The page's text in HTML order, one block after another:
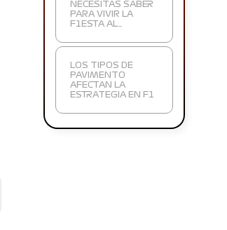
NECESITAS SABER
PARA VIVIR LA
F1ESTA AL…
LOS TIPOS DE
PAVIMENTO
AFECTAN LA
ESTRATEGIA EN F1